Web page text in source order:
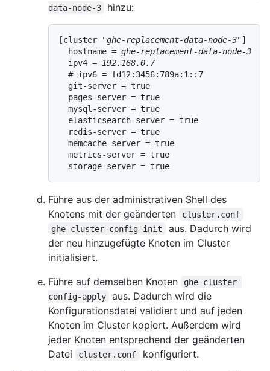
data-node-3
hinzu:
[cluster "ghe-replacement-data-node-3"]
  hostname =
ghe-replacement-data-node-3
  ipv4 =
192.168.0.7
  # ipv6 = fd12:3456:789a:1::7
  git-server = true
  pages-server = true
  mysql-server = true
  elasticsearch-server = true
  redis-server = true
  memcache-server = true
  metrics-server = true
Führe aus der administrativen Shell des
Knotens mit der geänderten
cluster.conf
ghe-cluster-config-init
aus. Dadurch wird
der neu hinzugefügte Knoten im Cluster
initialisiert.
Führe auf demselben Knoten
ghe-cluster-
config-apply
aus. Dadurch wird die
Konfigurationsdatei validiert und auf jeden
Knoten im Cluster kopiert. Außerdem wird
jeder Knoten entsprechend der geänderten
Datei
cluster.conf
konfiguriert.